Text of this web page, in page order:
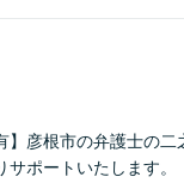
】彦根市の弁護士の
ポートいたします。